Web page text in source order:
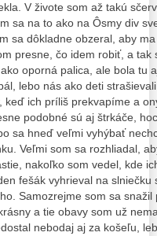
V živote som až takú
sa na to ako na Ôsmy div
sa dôkladne obzeral, aby
presne, čo idem robiť, a tak
oporná palica, ale bola tu
lebo nás ako deti
keď ich príliš prekvapíme a
podobné sú aj štrkáče,
sa hneď veľmi vyhýbať
Veľmi som sa rozhliadal,
nakoľko som vedel, kde
fešák vyhrieval na
Samozrejme som sa
a tie obavy som už
nebodaj aj za košeľu,